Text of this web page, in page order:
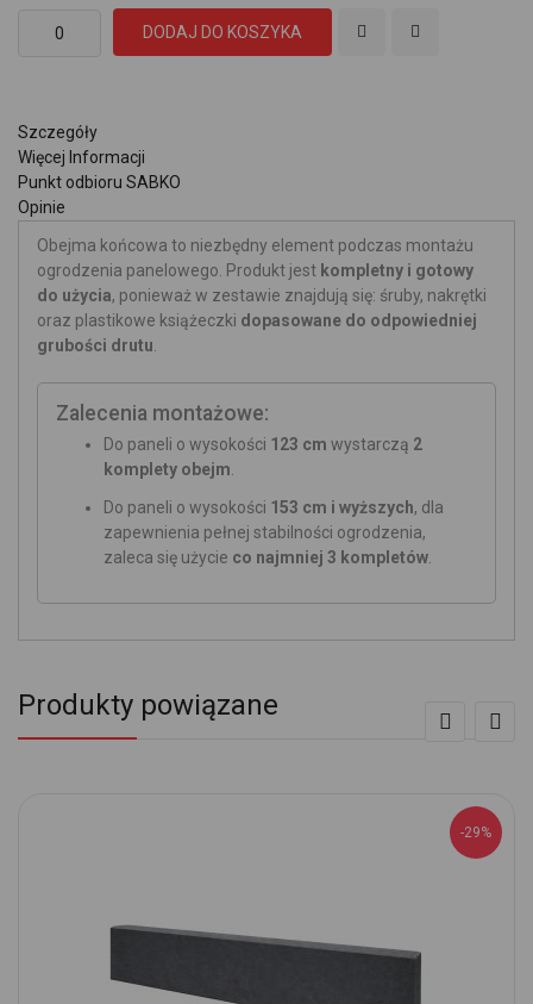
DODAJ DO KOSZYKA
Szczegóły
Więcej Informacji
Punkt odbioru SABKO
Opinie
Obejma końcowa to niezbędny element podczas montażu
ogrodzenia panelowego. Produkt jest kompletny i gotowy
do użycia, ponieważ w zestawie znajdują się: śruby, nakrętki
oraz plastikowe książeczki dopasowane do odpowiedniej
grubości drutu
Zalecenia montażowe:
Do paneli o wysokości 123 cm wystarczą 2
komplety obejm
Do paneli o wysokości 153 cm i wyższych, dla
zapewnienia pełnej stabilności ogrodzenia,
zaleca się użycie co najmniej 3 kompletów.
Produkty powiązane
-29%